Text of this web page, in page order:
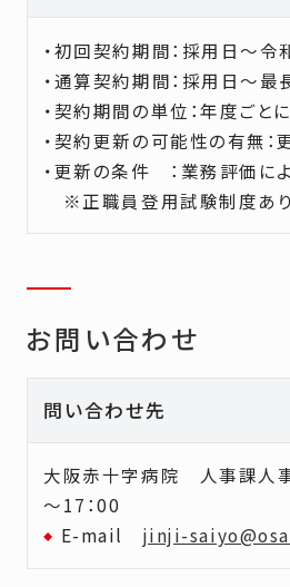
・初回契約期間：採用日～令
・通算契約期間：採用日～最
・契約期間の単位：年度ごと
・契約更新の可能性の有無：
・更新の条件 ：業務評価に
※正職員登用試験制度あり
お問い合わせ
問い合わせ先
大阪赤十字病院 人事課
～17 ：00
E-mail jinji-